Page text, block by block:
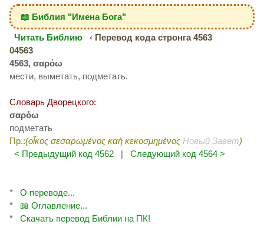
📖 Библия "Имена Бога"
Читать Библию
‹ Перевод кода стронга 4563
04563
4563, σαρόω
мести, выметать, подметать.
Словарь Дворецкого:
σαρόω
подметать
Пр.:(οἶκος σεσαρωμένος καὴ κεκοσμημένος Новый Завет)
< Предыдущий код 4562
| Следующий код 4564 >
*
О переводе...
*
📖 Оглавление...
*
Скачать перевод Библии на ПК!